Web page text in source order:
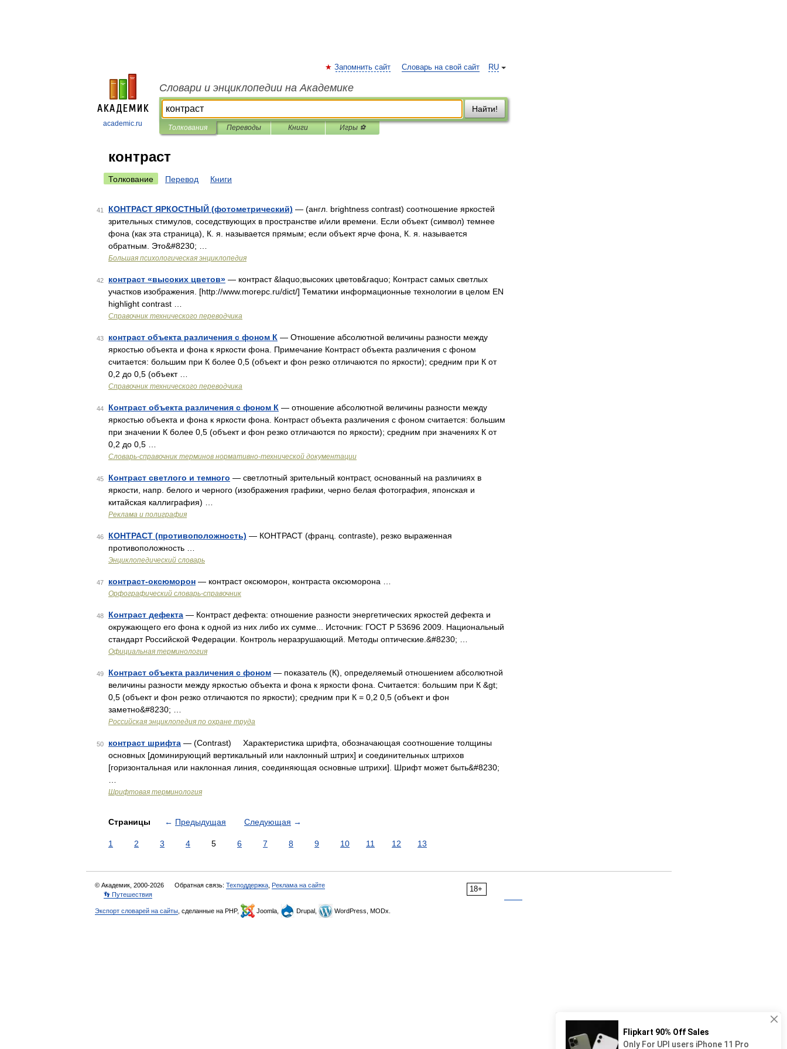
academic.ru
RU
Запомнить сайт Словарь на свой сайт
Словари и энциклопедии на Академике
Найти!
Толкования Переводы Книги Игры ⚽
контраст
Толкование Перевод Книги
41 КОНТРАСТ ЯРКОСТНЫЙ (фотометрический) — (англ. brightness contrast) соотношение яркостей
зрительных стимулов, соседствующих в пространстве и/или времени. Если объект (символ) темнее
фона (как эта страница), К. я. называется прямым; если объект ярче фона, К. я. называется
обратным. Это&#8230; …
Большая психологическая энциклопедия
42 контраст «высоких цветов» — контраст &laquo;высоких цветов&raquo; Контраст самых светлых
участков изображения. [http://www.morepc.ru/dict/] Тематики информационные технологии в целом EN
highlight contrast …
Справочник технического переводчика
43 контраст объекта различения с фоном К — Отношение абсолютной величины разности между
яркостью объекта и фона к яркости фона. Примечание Контраст объекта различения с фоном
считается: большим при К более 0,5 (объект и фон резко отличаются по яркости); средним при К от
0,2 до 0,5 (объект …
Справочник технического переводчика
44 Контраст объекта различения с фоном К — отношение абсолютной величины разности между
яркостью объекта и фона к яркости фона. Контраст объекта различения с фоном считается: большим
при значении К более 0,5 (объект и фон резко отличаются по яркости); средним при значениях К от
0,2 до 0,5 …
Словарь-справочник терминов нормативно-технической документации
45 Контраст светлого и темного — светлотный зрительный контраст, основанный на различиях в
яркости, напр. белого и черного (изображения графики, черно белая фотография, японская и
китайская каллиграфия) …
Реклама и полиграфия
46 КОНТРАСТ (противоположность) — КОНТРАСТ (франц. contraste), резко выраженная
противоположность …
Энциклопедический словарь
47 контраст-оксюморон — контраст оксюморон, контраста оксюморона …
Орфографический словарь-справочник
48 Контраст дефекта — Контраст дефекта: отношение разности энергетических яркостей дефекта и
окружающего его фона к одной из них либо их сумме... Источник: ГОСТ Р 53696 2009. Национальный
стандарт Российской Федерации. Контроль неразрушающий. Методы оптические.&#8230; …
Официальная терминология
49 Контраст объекта различения с фоном — показатель (К), определяемый отношением абсолютной
величины разности между яркостью объекта и фона к яркости фона. Считается: большим при К &gt;
0,5 (объект и фон резко отличаются по яркости); средним при К = 0,2 0,5 (объект и фон
заметно&#8230; …
Российская энциклопедия по охране труда
50 контраст шрифта — (Contrast) Характеристика шрифта, обозначающая соотношение толщины
основных [доминирующий вертикальный или наклонный штрих] и соединительных штрихов
[горизонтальная или наклонная линия, соединяющая основные штрихи]. Шрифт может быть&#8230;
Шрифтовая терминология
Страницы ← Предыдущая Следующая →
1 2 3 4 5 6 7 8 9 10 11 12 13
18+
© Академик, 2000-2026 Обратная связь: Техподдержка Реклама на сайте
👣 Путешествия
Экспорт словарей на сайты , сделанные на PHP, Joomla, Drupal, WordPress, MODx.